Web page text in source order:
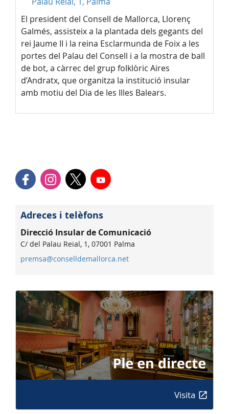
El president del Consell de Mallorca, Llorenç
Galmés, assisteix a la plantada dels gegants del
rei Jaume II i la reina Esclarmunda de Foix a les
portes del Palau del Consell i a la mostra de ball
de bot, a càrrec del grup folklòric Aires
d’Andratx, que organitza la institució insular
amb motiu del Dia de les Illes Balears.
Adreces i telèfons
Direcció Insular de Comunicació
C/ del Palau Reial, 1, 07001 Palma
premsa@conselldemallorca.net
Visita